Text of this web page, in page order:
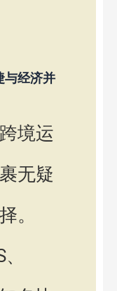
与经济并
境运
无疑
。